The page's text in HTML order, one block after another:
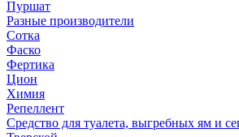
Пуршат
Разные производители
Сотка
Фаско
Фертика
Цион
Химия
Репеллент
Средство для туалета, выгребных ям и